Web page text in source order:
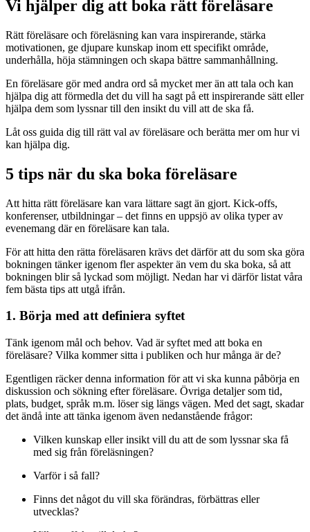
Vi hjälper dig att boka rätt föreläsare
Rätt föreläsare och föreläsning kan vara inspirerande, stärka
motivationen, ge djupare kunskap inom ett specifikt område,
underhålla, höja stämningen och skapa bättre sammanhållning.
En föreläsare gör med andra ord så mycket mer än att tala och kan
hjälpa dig att förmedla det du vill ha sagt på ett inspirerande sätt eller
hjälpa dem som lyssnar till den insikt du vill att de ska få.
Låt oss guida dig till rätt val av föreläsare och berätta mer om hur vi
kan hjälpa dig.
5 tips när du ska boka föreläsare
Att hitta rätt föreläsare kan vara lättare sagt än gjort. Kick-offs,
konferenser, utbildningar – det finns en uppsjö av olika typer av
evenemang där en föreläsare kan tala.
För att hitta den rätta föreläsaren krävs det därför att du som ska göra
bokningen tänker igenom fler aspekter än vem du ska boka, så att
bokningen blir så lyckad som möjligt. Nedan har vi därför listat våra
fem bästa tips att utgå ifrån.
1. Börja med att definiera syftet
Tänk igenom mål och behov. Vad är syftet med att boka en
föreläsare? Vilka kommer sitta i publiken och hur många är de?
Egentligen räcker denna information för att vi ska kunna påbörja en
diskussion och sökning efter föreläsare. Övriga detaljer som tid,
plats, budget, språk m.m. löser sig längs vägen. Med det sagt, skadar
det ändå inte att tänka igenom även nedanstående frågor:
Vilken kunskap eller insikt vill du att de som lyssnar ska få
med sig från föreläsningen?
Varför i så fall?
Finns det något du vill ska förändras, förbättras eller
utvecklas?